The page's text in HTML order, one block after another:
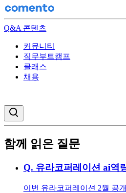
Q&A 콘텐츠
커뮤니티
직무부트캠프
클래스
채용
함께 읽은 질문
Q. 유라코퍼레이션 ai역
이번 유라코퍼레이션 2월 공